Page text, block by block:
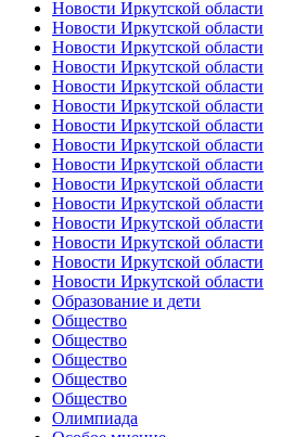
Новости Иркутской области
Новости Иркутской области
Новости Иркутской области
Новости Иркутской области
Новости Иркутской области
Новости Иркутской области
Новости Иркутской области
Новости Иркутской области
Новости Иркутской области
Новости Иркутской области
Новости Иркутской области
Новости Иркутской области
Новости Иркутской области
Новости Иркутской области
Новости Иркутской области
Образование и дети
Общество
Общество
Общество
Общество
Общество
Олимпиада